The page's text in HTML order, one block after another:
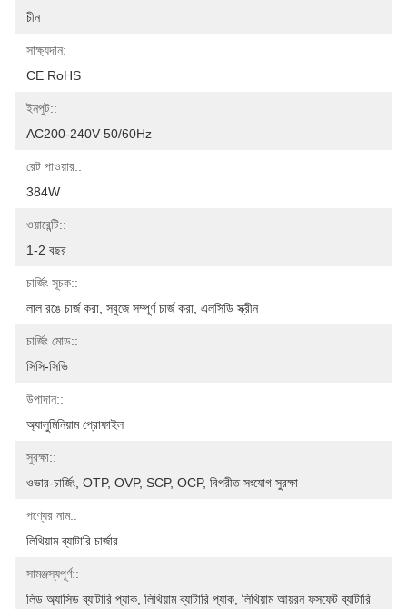
চীন
সাক্ষ্যদান:
CE RoHS
ইনপুট::
AC200-240V 50/60Hz
রেট পাওয়ার::
384W
ওয়ারেন্টি::
1-2 বছর
চার্জিং সূচক::
লাল রঙে চার্জ করা, সবুজে সম্পূর্ণ চার্জ করা, এলসিডি স্ক্রীন
চার্জিং মোড::
সিসি-সিভি
উপাদান::
অ্যালুমিনিয়াম প্রোফাইল
সুরক্ষা::
ওভার-চার্জিং, OTP, OVP, SCP, OCP, বিপরীত সংযোগ সুরক্ষা
পণ্যের নাম::
লিথিয়াম ব্যাটারি চার্জার
সামঞ্জস্যপূর্ণ::
লিড অ্যাসিড ব্যাটারি প্যাক, লিথিয়াম ব্যাটারি প্যাক, লিথিয়াম আয়রন ফসফেট ব্যাটারি